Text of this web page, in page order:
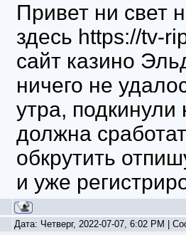
Привет ни свет
здесь https://tv-
сайт казино
ничего не
утра,
должна
обкрутить
и уже
Дата: Четверг, 2022-07-07, 6:02 PM |